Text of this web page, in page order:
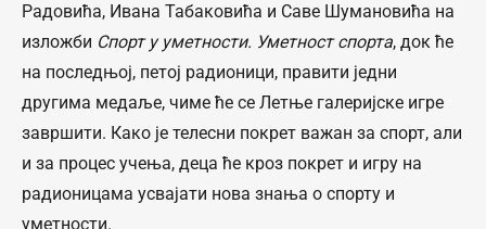
Радовића, Ивана Табаковића и Саве Шумановића на
изложби Спорт у уметности. Уметност спорта, док ће
на последњој, петој радионици, правити једни
другима медаље, чиме ће се Летње галеријске игре
завршити. Како је телесни покрет важан за спорт, али
и за процес учења, деца ће кроз покрет и игру на
радионицама усвајати нова знања о спорту и
уметности.